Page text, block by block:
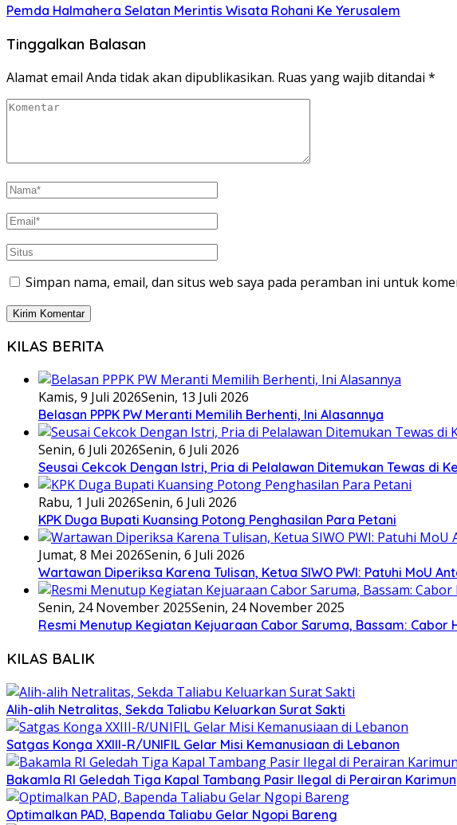
Pemda Halmahera Selatan Merintis Wisata Rohani Ke Yerusalem
Tinggalkan Balasan
Alamat email Anda tidak akan dipublikasikan. Ruas yang wajib ditandai *
Simpan nama, email, dan situs web saya pada peramban ini untuk
KILAS BERITA
Kamis, 9 Juli 2026Senin, 13 Juli 2026
Belasan PPPK PW Meranti Memilih Berhenti, Ini Alasannya
Senin, 6 Juli 2026Senin, 6 Juli 2026
Seusai Cekcok Dengan Istri, Pria di Pelalawan Ditemukan Tewas di
Rabu, 1 Juli 2026Senin, 6 Juli 2026
KPK Duga Bupati Kuansing Potong Penghasilan Para Petani
Jumat, 8 Mei 2026Senin, 6 Juli 2026
Wartawan Diperiksa Karena Tulisan, Ketua SIWO PWI: Patuhi MoU
Senin, 24 November 2025Senin, 24 November 2025
Resmi Menutup Kegiatan Kejuaraan Cabor Saruma, Bassam:
KILAS BALIK
Alih-alih Netralitas, Sekda Taliabu Keluarkan Surat Sakti
Satgas Konga XXIII-R/UNIFIL Gelar Misi Kemanusiaan di Lebanon
Bakamla RI Geledah Tiga Kapal Tambang Pasir Ilegal di Perairan Karimun
Optimalkan PAD, Bapenda Taliabu Gelar Ngopi Bareng